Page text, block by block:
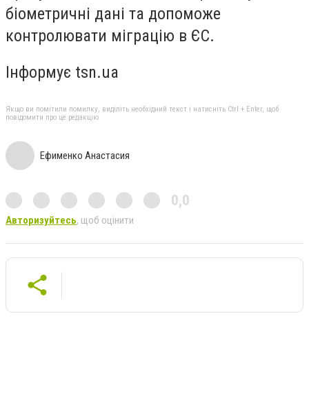
біометричні дані та допоможе
контролювати міграцію в ЄС.
Інформує tsn.ua
Якщо ви помітили помилку, виділіть необхідний текст і натисніть Ctrl + Enter, щоб
повідомити про це редакцію
Ефименко Анастасия
0,0
Авторизуйтесь, щоб оцінити